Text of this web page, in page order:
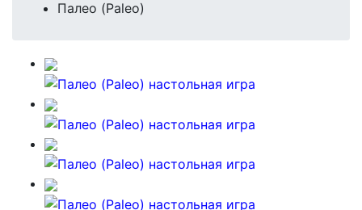
Палео (Paleo)